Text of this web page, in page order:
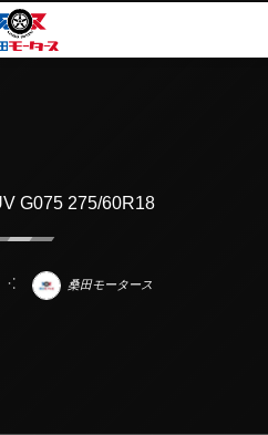
G075 275/60R18
桑田モータース